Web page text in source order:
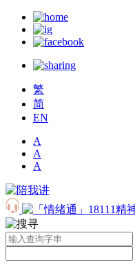
繁
简
EN
A
A
A